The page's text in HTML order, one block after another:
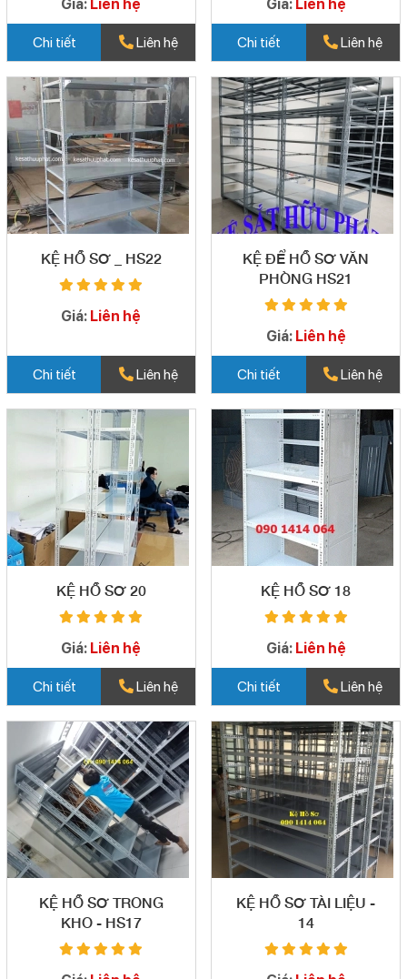
Giá: Liên hệ
Chi tiết Liên hệ
Giá: Liên hệ
Chi tiết Liên hệ
KỆ HỒ SƠ _ HS22
Giá: Liên hệ
Chi tiết Liên hệ
KỆ ĐỂ HỒ SƠ VĂN
PHÒNG HS21
Giá: Liên hệ
Chi tiết Liên hệ
KỆ HỒ SƠ 20
Giá: Liên hệ
Chi tiết Liên hệ
KỆ HỒ SƠ 18
Giá: Liên hệ
Chi tiết Liên hệ
KỆ HỒ SƠ TRONG
KHO - HS17
KỆ HỒ SƠ TÀI LIỆU -
14